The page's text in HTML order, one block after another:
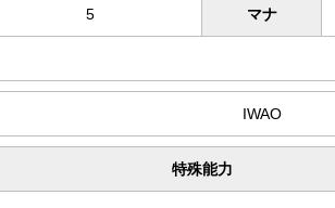
5 マナ
IWAO
特殊能力